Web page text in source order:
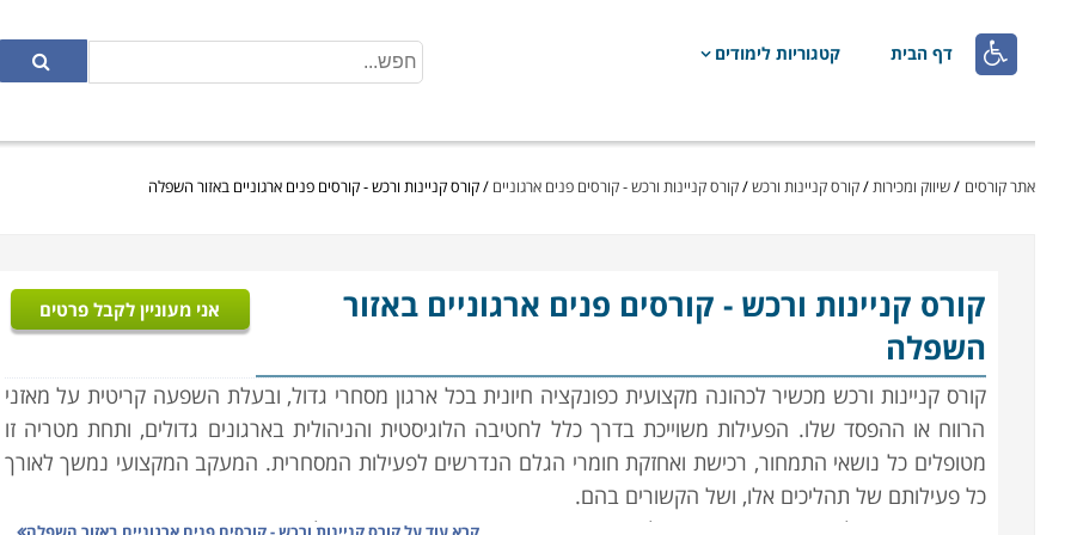
 דף הבית קטגוריות לימודים
אתר קורסים /שיווק ומכירות/קורס קניינות ורכש/קורס קניינות ורכש - קורסים פנים ארגוניים /קורס קניינות ורכש - קורסים פנים ארגוניים באזור השפלה
קורס קניינות ורכש- קורסים פנים ארגוניים באזור
השפלה
אני מעוניין לקבל פרטים
קורס קניינות ורכש מכשיר לכהונה מקצועית כפונקציה חיונית בכל ארגון מסחרי גדול, ובעלת השפעה קריטית על מאזני
הרווח או ההפסד שלו. הפעילות משוייכת בדרך כלל לחטיבה הלוגיסטית והניהולית בארגונים גדולים, ותחת מטריה זו
מטופלים כל נושאי התמחור, רכישת ואחזקת חומרי הגלם הנדרשים לפעילות המסחרית. המעקב המקצועי נמשך לאורך
כל פעילותם של תהליכים אלו, ושל הקשורים בהם.
השרשרת מתחילה בפרסום מכרזים וקבלת הצעות המחיר המבוקשות בהם, ניהול המשא ומתן עם הספקים האפשריים,